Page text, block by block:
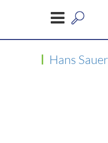
Hans Sauer